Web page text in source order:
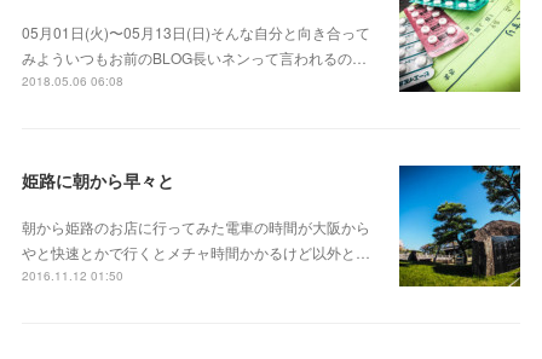
05月01日(火)〜05月13日(日)そんな自分と向き合って
みよういつもお前のBLOG長いネンって言われるの…
2018.05.06 06:08
姫路に朝から早々と
朝から姫路のお店に行ってみた電車の時間が大阪から
やと快速とかで行くとメチャ時間かかるけど以外と…
2016.11.12 01:50